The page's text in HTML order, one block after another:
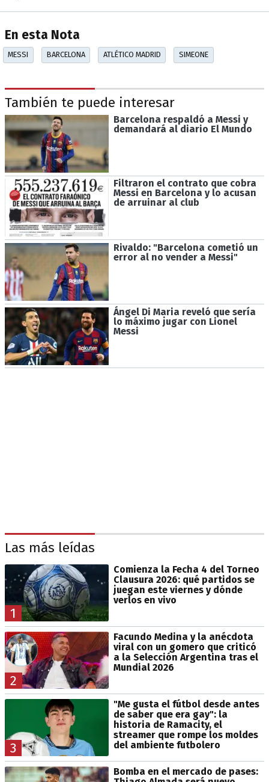
En esta Nota
MESSI BARCELONA ATLÉTICO MADRID SIMEONE
También te puede interesar
Barcelona respaldó a Messi y
demandará al diario El Mundo
Filtraron el contrato que cobra
Messi en Barcelona y lo acusan
de arruinar al club
Rivaldo: "Barcelona cometió un
error al no vender a Messi"
Ángel Di Maria reveló que sería
lo máximo jugar con Lionel
Messi
Las más leídas
1
Comienza la Fecha 4 del Torneo
Clausura 2026: qué partidos se
juegan este viernes y dónde
verlos en vivo
2
Facundo Medina y la anécdota
viral con un gomero que criticó
a la Selección Argentina tras el
Mundial 2026
3
"Me gusta el fútbol desde antes
de saber que era gay": la
historia de Ramacity, el
streamer que rompe los moldes
del ambiente futbolero
Bomba en el mercado de pases: